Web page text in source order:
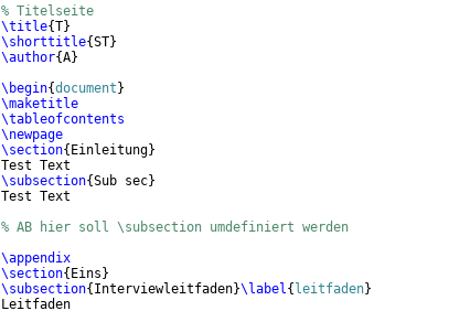
% Titelseite
\title{T}
\shorttitle{ST}
\author{A}
\begin{document }
\maketitle
\tableofcontents
\newpage
\section{ Einleitung}
Test Text
\subsection{Sub sec}
Test Text
% AB hier soll \subsection umdefiniert werden
\appendix
\section{ Eins }
\subsection{ Interviewleitfaden}\label{ leitfaden}
Leitfaden